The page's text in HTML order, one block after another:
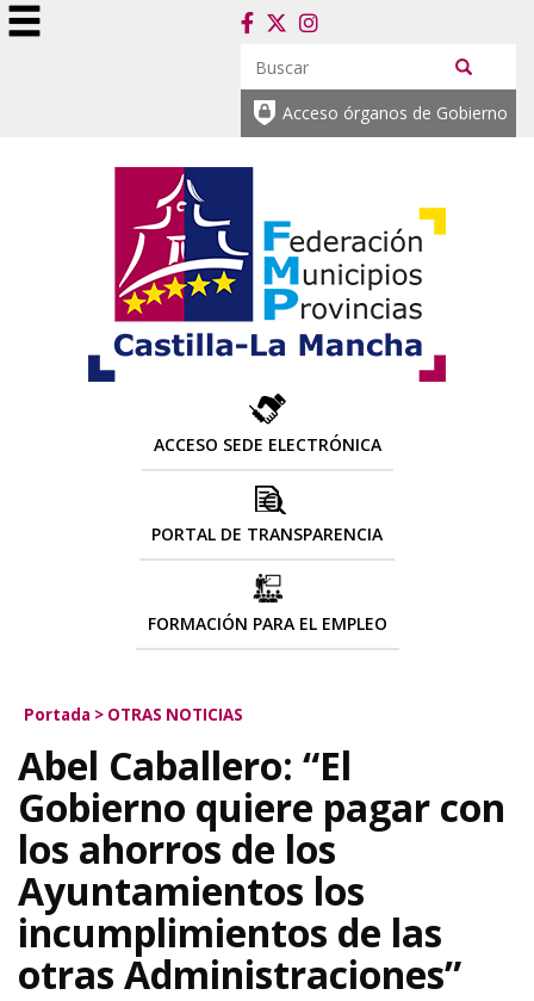
Acceso órganos de Gobierno
ACCESO SEDE ELECTRÓNICA
PORTAL DE TRANSPARENCIA
FORMACIÓN PARA EL EMPLEO
Portada > OTRAS NOTICIAS
Abel Caballero: “El
Gobierno quiere pagar con
los ahorros de los
Ayuntamientos los
incumplimientos de las
otras Administraciones”